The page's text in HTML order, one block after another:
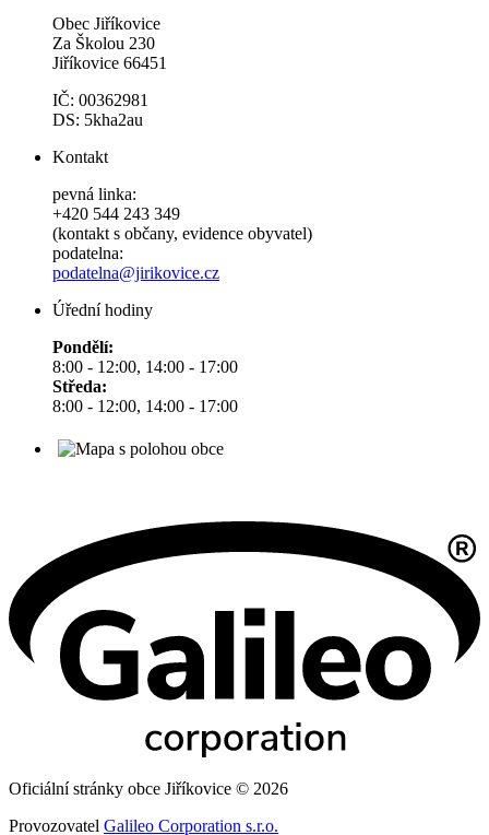
Obec Jiříkovice
Za Školou 230
Jiříkovice 66451
IČ: 00362981
DS: 5kha2au
Kontakt
pevná linka:
+420 544 243 349
(kontakt s občany, evidence obyvatel)
podatelna:
podatelna@jirikovice.cz
Úřední hodiny
Pondělí:
8:00 - 12:00, 14:00 - 17:00
Středa:
8:00 - 12:00, 14:00 - 17:00
Oficiální stránky obce Jiříkovice © 2026
Provozovatel Galileo Corporation s.r.o.